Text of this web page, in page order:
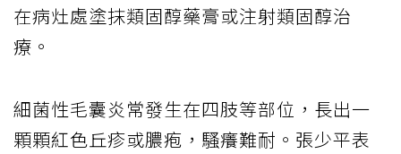
在病灶處塗抹類固醇藥膏或注射類固醇治
療。
細菌性毛囊炎常發生在四肢等部位，長出一
顆顆紅色丘疹或膿疱，騷癢難耐。張少平表